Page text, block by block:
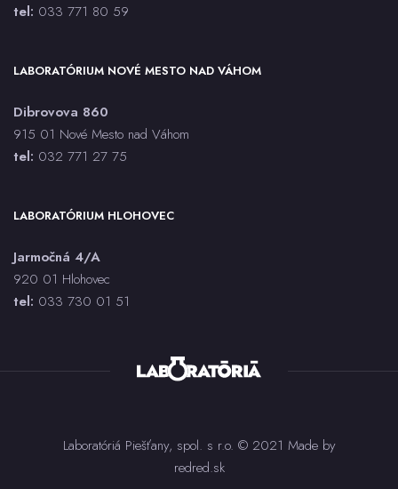
tel: 033 771 80 59
LABORATÓRIUM NOVÉ MESTO NAD VÁHOM
Dibrovova 860
915 01 Nové Mesto nad Váhom
tel: 032 771 27 75
LABORATÓRIUM HLOHOVEC
Jarmočná 4/A
920 01 Hlohovec
tel: 033 730 01 51
Laboratóriá Piešťany, spol. s r.o. © 2021 Made by
redred.sk